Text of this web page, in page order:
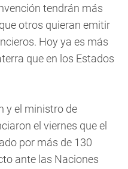
tendrán más
otros quieran emitir
Hoy ya es más
que en los Estados
y el ministro de
el viernes que el
por más de 130
ante las Naciones